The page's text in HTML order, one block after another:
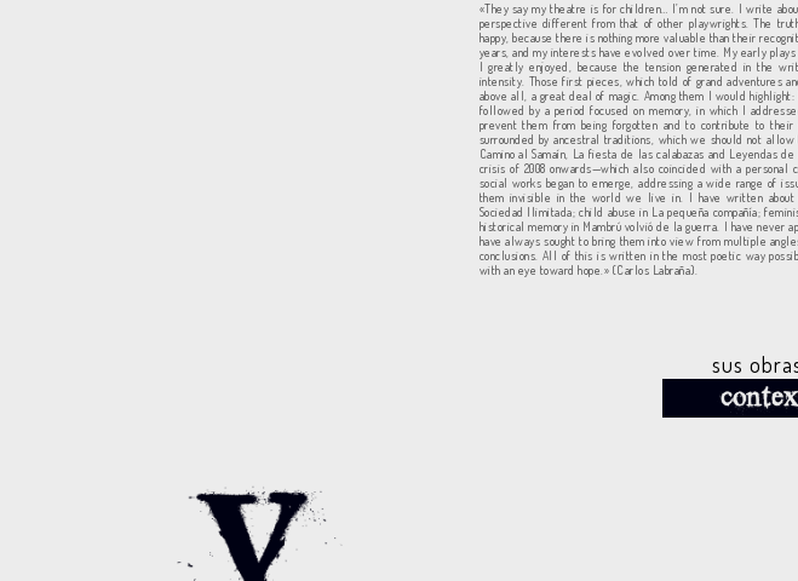
«They say my theatre is for children… I’m not sure. I write
perspective different from that of other playwrights. The
happy, because there is nothing more valuable than their
years, and my interests have evolved over time. My early
I greatly enjoyed, because the tension generated in the
intensity. Those first pieces, which told of grand adventures
above all, a great deal of magic. Among them I would
followed by a period focused on memory, in which I
prevent them from being forgotten and to contribute to
surrounded by ancestral traditions, which we should not
Camino al Samaín, La fiesta de las calabazas and Leyendas
crisis of 2008 onwards—which also coincided with a
social works began to emerge, addressing a wide range of
them invisible in the world we live in. I have written about
Sociedad Ilimitada; child abuse in La pequeña compañía;
historical memory in Mambrú volvió de la guerra. I have never
have always sought to bring them into view from multiple
conclusions. All of this is written in the most poetic way
with an eye toward hope.» (Carlos Labraña).
sus